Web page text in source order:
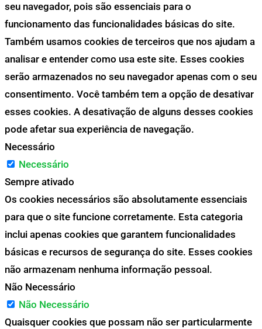
seu navegador, pois são essenciais para o
funcionamento das funcionalidades básicas do site.
Também usamos cookies de terceiros que nos ajudam a
analisar e entender como usa este site. Esses cookies
serão armazenados no seu navegador apenas com o seu
consentimento. Você também tem a opção de desativar
esses cookies. A desativação de alguns desses cookies
pode afetar sua experiência de navegação.
Necessário
Necessário
Sempre ativado
Os cookies necessários são absolutamente essenciais
para que o site funcione corretamente. Esta categoria
inclui apenas cookies que garantem funcionalidades
básicas e recursos de segurança do site. Esses cookies
não armazenam nenhuma informação pessoal.
Não Necessário
Não Necessário
Quaisquer cookies que possam não ser particularmente